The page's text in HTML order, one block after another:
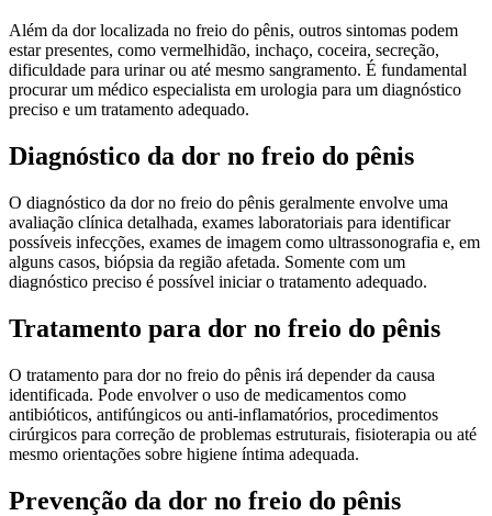
Além da dor localizada no freio do pênis, outros sintomas podem
estar presentes, como vermelhidão, inchaço, coceira, secreção,
dificuldade para urinar ou até mesmo sangramento. É fundamental
procurar um médico especialista em urologia para um diagnóstico
preciso e um tratamento adequado.
Diagnóstico da dor no freio do pênis
O diagnóstico da dor no freio do pênis geralmente envolve uma
avaliação clínica detalhada, exames laboratoriais para identificar
possíveis infecções, exames de imagem como ultrassonografia e, em
alguns casos, biópsia da região afetada. Somente com um
diagnóstico preciso é possível iniciar o tratamento adequado.
Tratamento para dor no freio do pênis
O tratamento para dor no freio do pênis irá depender da causa
identificada. Pode envolver o uso de medicamentos como
antibióticos, antifúngicos ou anti-inflamatórios, procedimentos
cirúrgicos para correção de problemas estruturais, fisioterapia ou até
mesmo orientações sobre higiene íntima adequada.
Prevenção da dor no freio do pênis